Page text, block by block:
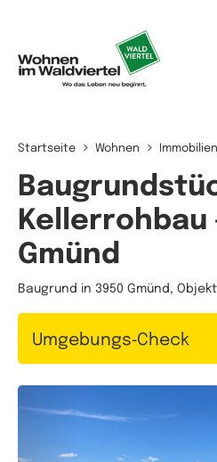
Startseite Wohnen
Kellerrohbau
Gmünd
Baugrund in 3950 Gmünd,
Umgebungs‑Check